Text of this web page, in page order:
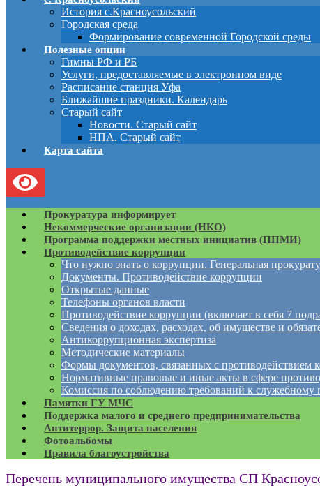
История с.Красноусольский
Городская среда
Формирование современной Городской среды
Полезные опции
Гимны РФ и РБ
Услуги, предоставляемые в электронном виде
Расписание станция Уфа
Ближайшие праздники. Календарь
Старый сайт
Новости. Старый сайт
НПА. Старый сайт
Карта сайта
Прокуратура информирует
Некоммерческие организации (НКО)
Программа поддержки местных инициатив (ППМИ)
Противодействие коррупции
Что нужно знать о коррупции. Генеральная
Документы. Противодействие коррупции
Открытые данные
Телефоны органов власти
Противодействие коррупции (включает в себя 7
Сведения о доходах, расходах, об имуществе и
Антикоррупционная экспертиза
Методические материалы
Формы документов, связанных с противодействием
Нормативные правовые и иные акты в сфере
Комиссия по соблюдению требований к служебному
Памятки ГУ МЧС
Поддержка малого и среднего предпринимательства
Антитеррор. Защита населения
Фотоальбомы
Правила благоустройства
Перечень муниципального имущества СП